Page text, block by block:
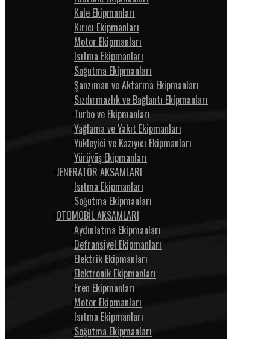
Kule Ekipmanları
Kırıcı Ekipmanları
Motor Ekipmanları
Isıtma Ekipmanları
Soğutma Ekipmanları
Şanzıman ve Aktarma Ekipmanları
Sızdırmazlık ve Bağlantı Ekipmanları
Turbo ve Ekipmanları
Yağlama ve Yakıt Ekipmanları
Yükleyici ve Kazıyıcı Ekipmanları
Yürüyüş Ekipmanları
JENERATÖR AKSAMLARI
Isıtma Ekipmanları
Soğutma Ekipmanları
OTOMOBİL AKSAMLARI
Aydınlatma Ekipmanları
Defransiyel Ekipmanları
Elektrik Ekipmanları
Elektronik Ekipmanları
Fren Ekipmanları
Motor Ekipmanları
Isıtma Ekipmanları
Soğutma Ekipmanları